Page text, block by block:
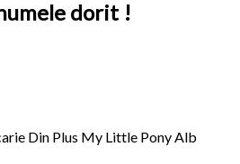
dorit !
Din Plus My Little Pony Alb